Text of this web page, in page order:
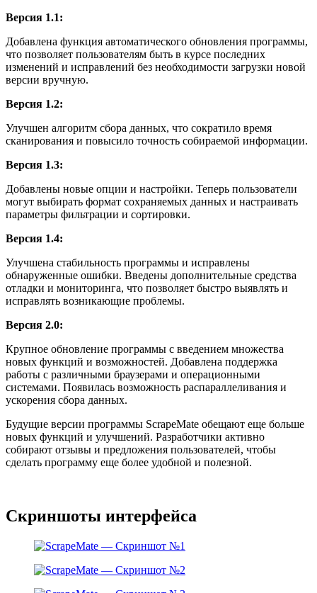
Версия 1.1:
Добавлена функция автоматического обновления программы,
что позволяет пользователям быть в курсе последних
изменений и исправлений без необходимости загрузки новой
версии вручную.
Версия 1.2:
Улучшен алгоритм сбора данных, что сократило время
сканирования и повысило точность собираемой информации.
Версия 1.3:
Добавлены новые опции и настройки. Теперь пользователи
могут выбирать формат сохраняемых данных и настраивать
параметры фильтрации и сортировки.
Версия 1.4:
Улучшена стабильность программы и исправлены
обнаруженные ошибки. Введены дополнительные средства
отладки и мониторинга, что позволяет быстро выявлять и
исправлять возникающие проблемы.
Версия 2.0:
Крупное обновление программы с введением множества
новых функций и возможностей. Добавлена поддержка
работы с различными браузерами и операционными
системами. Появилась возможность распараллеливания и
ускорения сбора данных.
Будущие версии программы ScrapeMate обещают еще больше
новых функций и улучшений. Разработчики активно
собирают отзывы и предложения пользователей, чтобы
сделать программу еще более удобной и полезной.
Скриншоты интерфейса